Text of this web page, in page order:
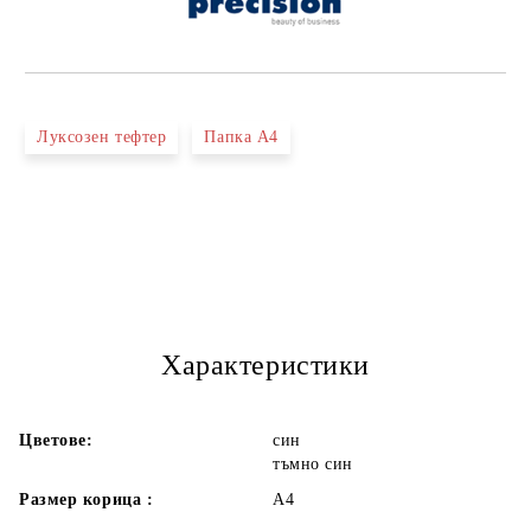
Луксозен тефтер Папка А4
Характеристики
Цветове:
син
тъмно син
Размер корица :
А4